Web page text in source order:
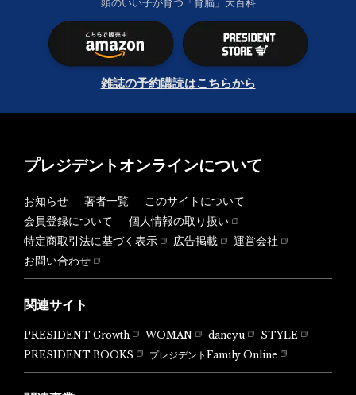
頭のいい子が育つ「育脳」大百科
雑誌の予約購読はこちらから
プレジデントオンラインについて
お知らせ 著者一覧
このサイトについて
会員登録について
個人情報の取り扱い
特定商取引法に基づく表示
広告掲載
運営会社
お問い合わせ
関連サイト
PRESIDENT Growth WOMAN dancyu
STYLE
PRESIDENT BOOKS
プレジデントFamily Online